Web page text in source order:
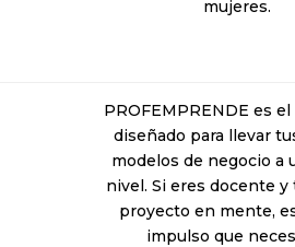
mujeres.
PROFEMPRENDE es
diseñado para llevar
modelos de negocio a
nivel. Si eres docente
proyecto en mente,
impulso que